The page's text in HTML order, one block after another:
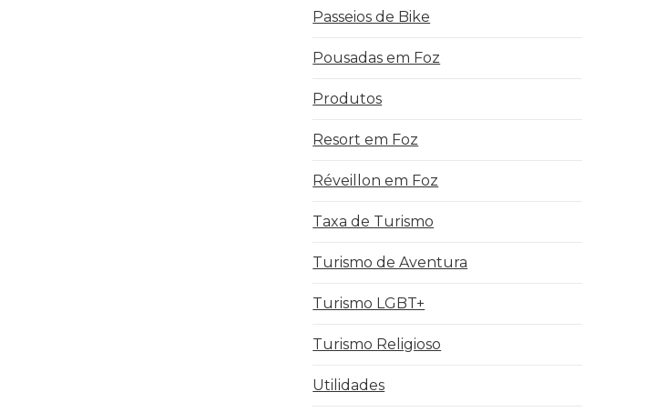
Passeios de Bike
Pousadas em Foz
Produtos
Resort em Foz
Réveillon em Foz
Taxa de Turismo
Turismo de Aventura
Turismo LGBT+
Turismo Religioso
Utilidades